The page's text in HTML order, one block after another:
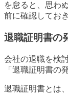
を怠ると、思わ
前に確認してお
退職証明書の
会社の退職を検
「退職証明書の
退職証明書とは